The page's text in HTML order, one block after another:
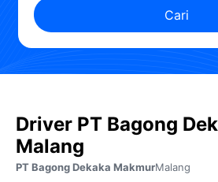
Cari
Driver PT Bagong
Malang
PT Bagong Dekaka MakmurMalang